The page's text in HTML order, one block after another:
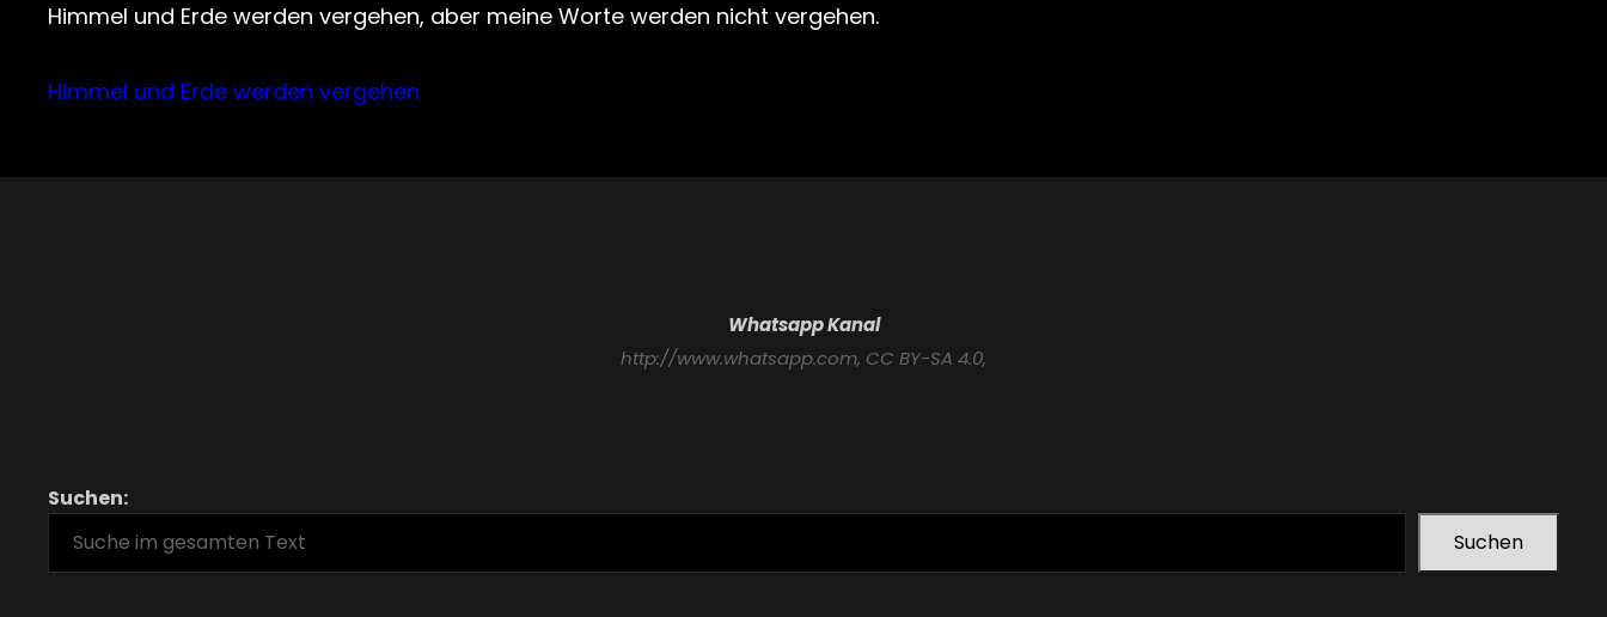
Himmel und Erde werden vergehen, aber meine Worte werden nicht vergehen.
Himmel und Erde werden vergehen
Whatsapp Kanal
http://www.whatsapp.com, CC BY-SA 4.0,
Suchen:
Suchen